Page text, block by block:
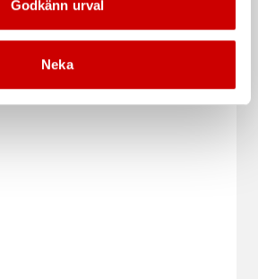
Godkänn urval
Neka
grepp.
Maskingängtapp HSCo
DIN 371 och M12-M24 DIN 376